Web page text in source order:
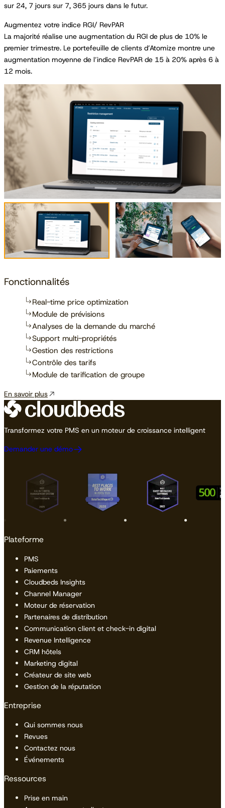
sur 24, 7 jours sur 7, 365 jours dans le futur.
Augmentez votre indice RGI/ RevPAR
La majorité réalise une augmentation du RGI de plus de 10% le
premier trimestre. Le portefeuille de clients d’Atomize montre une
augmentation moyenne de l’indice RevPAR de 15 à 20% après 6 à
12 mois.
Fonctionnalités
Real-time price optimization
Module de prévisions
Analyses de la demande du marché
Support multi-propriétés
Gestion des restrictions
Contrôle des tarifs
Module de tarification de groupe
En savoir plus
Transformez votre PMS en un moteur de croissance intelligent
Demander une démo
Plateforme
PMS
Paiements
Cloudbeds Insights
Channel Manager
Moteur de réservation
Partenaires de distribution
Communication client et check-in digital
Revenue Intelligence
CRM hôtels
Marketing digital
Créateur de site web
Gestion de la réputation
Entreprise
Qui sommes nous
Revues
Contactez nous
Événements
Ressources
Prise en main